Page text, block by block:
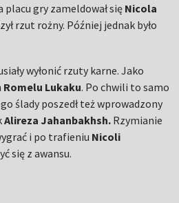
placu gry zameldował się Nicola
rzut rożny. Później jednak było
wyłonić rzuty karne. Jako
Romelu Lukaku. Po chwili to samo
ślady poszedł też wprowadzony
Alireza Jahanbakhsh. Rzymianie
i po trafieniu Nicoli
się z awansu.